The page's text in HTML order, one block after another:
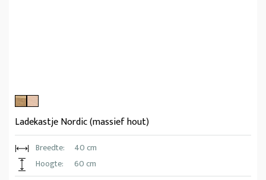
Ladekastje Nordic (massief hout)
Breedte:
40 cm
Hoogte:
60 cm